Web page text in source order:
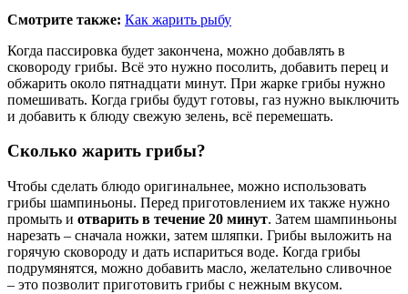
Смотрите также: Как жарить рыбу
Когда пассировка будет закончена, можно добавлять в
сковороду грибы. Всё это нужно посолить, добавить перец и
обжарить около пятнадцати минут. При жарке грибы нужно
помешивать. Когда грибы будут готовы, газ нужно выключить
и добавить к блюду свежую зелень, всё перемешать.
Сколько жарить грибы?
Чтобы сделать блюдо оригинальнее, можно использовать
грибы шампиньоны. Перед приготовлением их также нужно
промыть и отварить в течение 20 минут. Затем шампиньоны
нарезать – сначала ножки, затем шляпки. Грибы выложить на
горячую сковороду и дать испариться воде. Когда грибы
подрумянятся, можно добавить масло, желательно сливочное
– это позволит приготовить грибы с нежным вкусом.